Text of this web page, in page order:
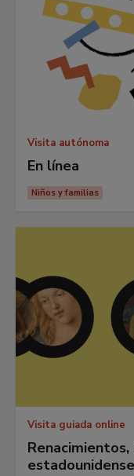
Visita autónoma
En línea
Niños y familias
Visita guiada online